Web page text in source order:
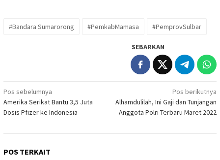
#Bandara Sumarorong #PemkabMamasa #PemprovSulbar
SEBARKAN
Navigasi
pos
Pos sebelumnya
Amerika Serikat Bantu 3,5 Juta
Dosis Pfizer ke Indonesia
Pos berikutnya
Alhamdulilah, Ini Gaji dan Tunjangan
Anggota Polri Terbaru Maret 2022
POS TERKAIT